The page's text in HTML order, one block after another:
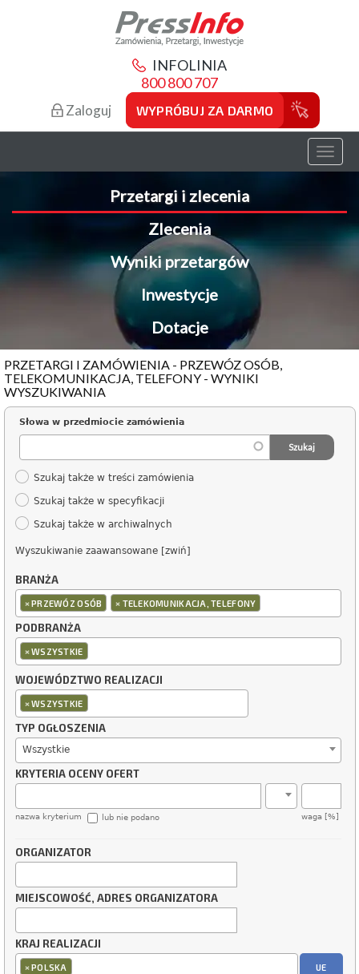
INFOLINIA
800 800 707
Zaloguj WYPRÓBUJ ZA DARMO
Toggle
Przetargi i zlecenia
Zlecenia
Wyniki przetargów
Inwestycje
Dotacje
PRZETARGI I ZAMÓWIENIA - PRZEWÓZ OSÓB,
TELEKOMUNIKACJA, TELEFONY - WYNIKI
WYSZUKIWANIA
Słowa w przedmiocie zamówienia
Szukaj także w treści zamówienia
Szukaj także w specyfikacji
Szukaj także w archiwalnych
Wyszukiwanie zaawansowane [zwiń]
BRANŻA
×PRZEWÓZ OSÓB × TELEKOMUNIKACJA, TELEFONY
PODBRANŻA
×WSZYSTKIE
WOJEWÓDZTWO REALIZACJI
×WSZYSTKIE
TYP OGŁOSZENIA
Wszystkie
KRYTERIA OCENY OFERT
nazwa kryterium waga [%]
lub nie podano
ORGANIZATOR
MIEJSCOWOŚĆ, ADRES ORGANIZATORA
KRAJ REALIZACJI
×POLSKA UE